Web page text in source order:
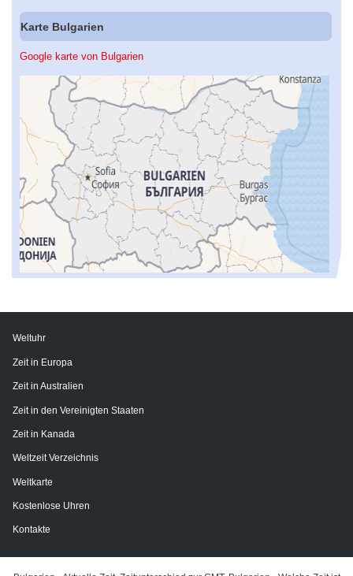
Karte Bulgarien
Google karte von Bulgarien
Weltuhr
Zeit in Europa
Zeit in Australien
Zeit in den Vereinigten Staaten
Zeit in Kanada
Weltzeit Verzeichnis
Weltkarte
Kostenlose Uhren
Kontakte